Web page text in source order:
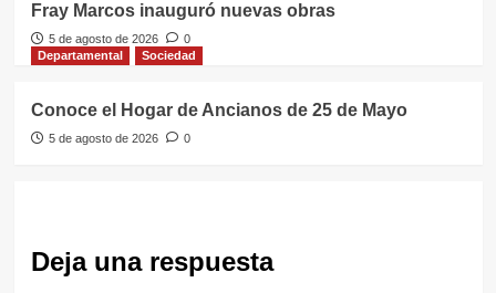
Fray Marcos inauguró nuevas obras
5 de agosto de 2026
0
Departamental
Sociedad
Conoce el Hogar de Ancianos de 25 de Mayo
5 de agosto de 2026 0
Deja una respuesta